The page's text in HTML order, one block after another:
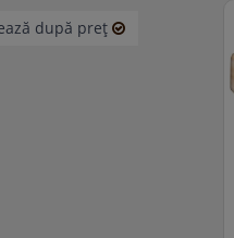
după preţ